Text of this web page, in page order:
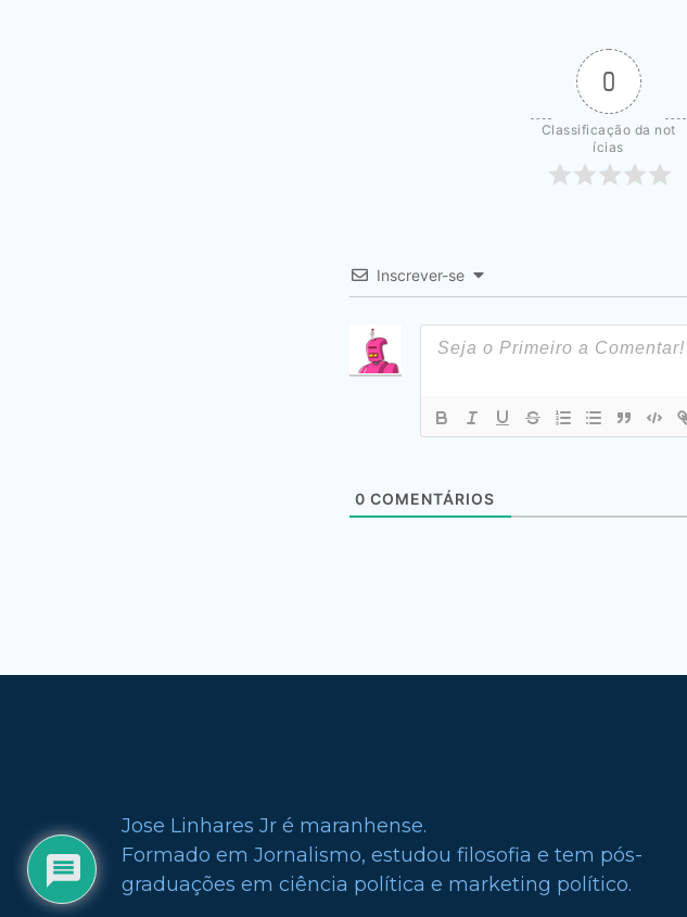
0
Classificação da not
ícias
Inscrever-se
0 COMENTÁRIOS
Jose Linhares Jr é maranhense.
Formado em Jornalismo, estudou filosofia e tem pós-
graduações em ciência política e marketing político.